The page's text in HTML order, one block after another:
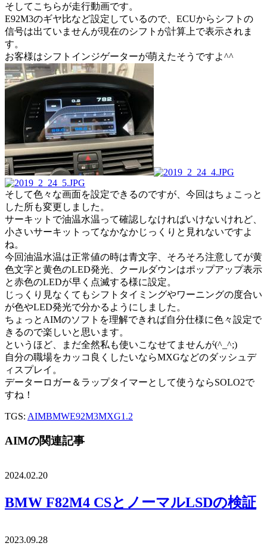
そしてこちらが走行動画です。
E92M3のギヤ比など設定しているので、ECUからシフトの
信号は出ていませんが現在のシフトが計算上で表示されま
す。
お客様はシフトインジゲーターが萌えたそうですよ^^
そして色々な画面を設定できるのですが、今回はちょこっと
した所も変更しました。
サーキットで油温水温って確認しなければいけないけれど、
小さいサーキットってなかなかじっくりと見れないですよ
ね。
今回油温水温は正常値の時は青文字、そろそろ注意してが黄
色文字と黄色のLED発光、クールダウンはポップアップ表示
と赤色のLEDが早く点滅する様に設定。
じっくり見なくてもシフトタイミングやワーニングの度合い
が色やLED発光で分かるようにしました。
ちょっとAIMのソフトを理解できれば自分仕様に色々設定で
きるので楽しいと思います。
というほど、まだ全然私も使いこなせてませんが(^_^;)
自分の職場をカッコ良くしたいならMXGなどのダッシュデ
ィスプレイ。
データーロガー＆ラップタイマーとして使うならSOLO2で
すね！
TGS: AIMBMWE92M3MXG1.2
AIMの関連記事
2024.02.20
BMW F82M4 CSとノーマルLSDの検証
2023.09.28